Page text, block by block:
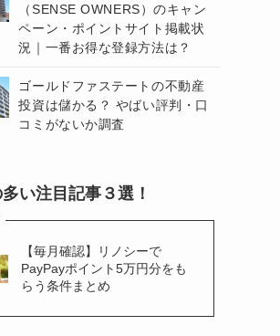
（SENSE OWNERS）のキャン
ペーン・ポイントサイト掲載状
況｜一番お得な登録方法は？
ゴールドファステートの不動産
投資は儲かる？ やばい評判・口
コミがないか調査
い注目記事３選！
【毎月確認】リノシーで
PayPayポイント5万円分をも
らう条件まとめ